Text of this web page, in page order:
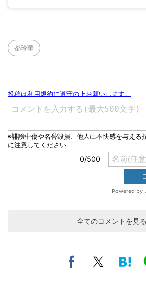
都玲華
全てのコメントを見る